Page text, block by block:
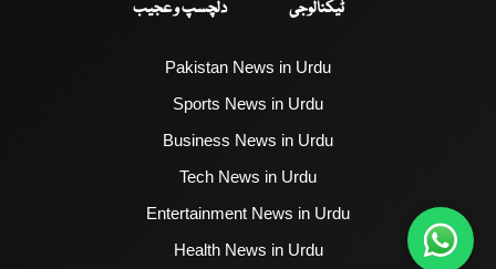
ٹیکنالوجی
دلچسپ و عجیب
Pakistan News in Urdu
Sports News in Urdu
Business News in Urdu
Tech News in Urdu
Entertainment News in Urdu
Health News in Urdu